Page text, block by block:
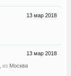
13 мар 2018
13 мар 2018
из Москва